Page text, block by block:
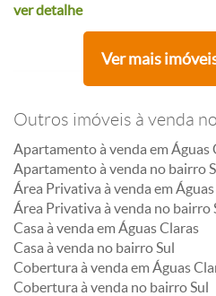
ver detalhe
Ver mais
Outros imóveis à venda
Apartamento à venda em Águas
Apartamento à venda no bairro
Área Privativa à venda em
Área Privativa à venda no bairro
Casa à venda em Águas Claras
Casa à venda no bairro Sul
Cobertura à venda em Águas
Cobertura à venda no bairro Sul